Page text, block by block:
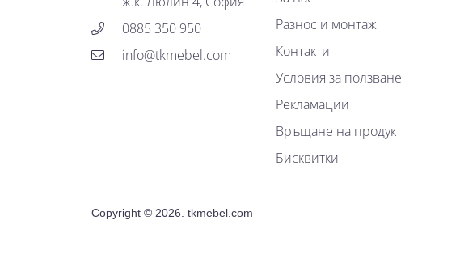
0885 350 950
info@tkmebel.com
Разнос и монтаж
Контакти
Условия за ползване
Рекламации
Връщане на продукт
Бисквитки
Copyright © 2026. tkmebel.com